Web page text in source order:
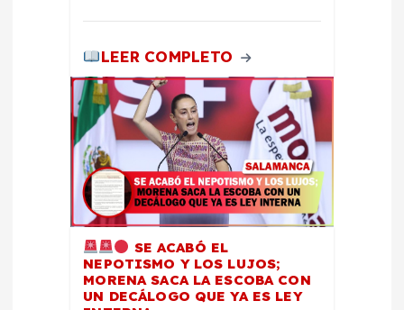
LEER COMPLETO
SE ACABÓ EL
NEPOTISMO Y LOS LUJOS;
MORENA SACA LA ESCOBA CON
UN DECÁLOGO QUE YA ES LEY